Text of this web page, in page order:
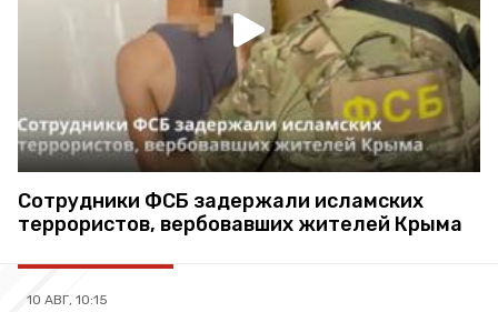
Сотрудники ФСБ задержали исламских
террористов, вербовавших жителей Крыма
10 АВГ, 10:15